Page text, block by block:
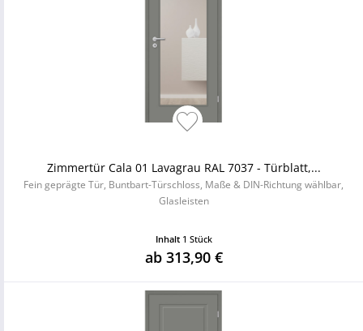
Zimmertür Cala 01 Lavagrau RAL 7037 - Türblatt,...
Fein geprägte Tür, Buntbart-Türschloss, Maße & DIN-Richtung wählbar,
Glasleisten
Inhalt 1 Stück
ab 313,90 €